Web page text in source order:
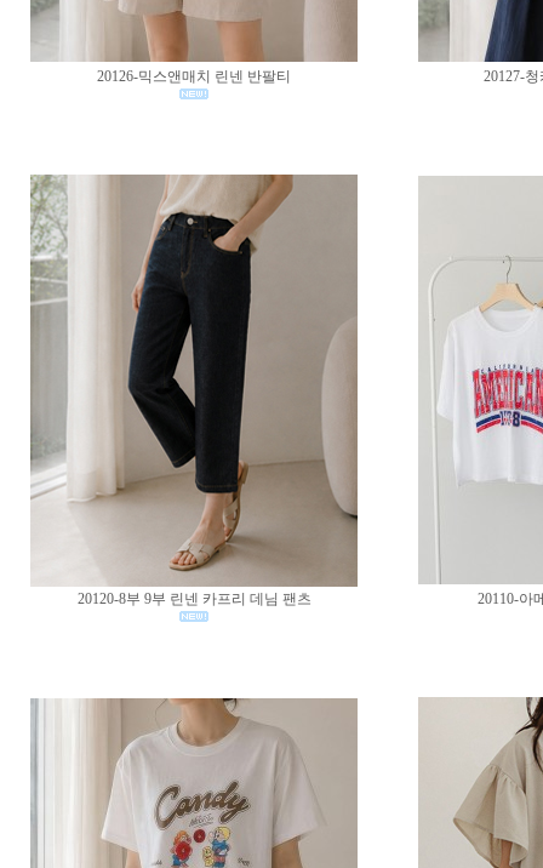
20126-믹스앤매치 린넨 반팔티 20127-
20120-8부 9부 린넨 카프리 데님 팬츠 20110-아